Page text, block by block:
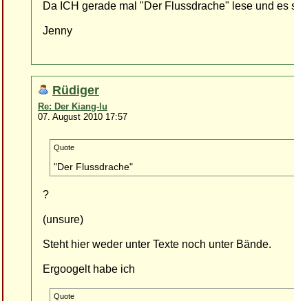
Da ICH gerade mal "Der Flussdrache" lese und es
Jenny
Rüdiger
Re: Der Kiang-lu
07. August 2010 17:57
Quote
"Der Flussdrache"
?
(unsure)
Steht hier weder unter Texte noch unter Bände.
Ergoogelt habe ich
Quote